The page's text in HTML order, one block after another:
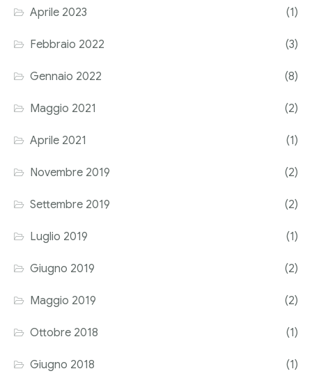
Corriere tributario
Editore Euroconference
Il Giornale del Revisore
Forum Fiscale
Articoli
Aprile 2023 (1)
Febbraio 2022 (3)
Gennaio 2022 (8)
Maggio 2021 (2)
Aprile 2021 (1)
Novembre 2019 (2)
Settembre 2019 (2)
Luglio 2019 (1)
Giugno 2019 (2)
Maggio 2019 (2)
Ottobre 2018 (1)
Giugno 2018 (1)